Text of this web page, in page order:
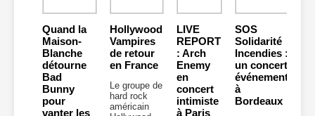
Quand la
Maison-
Blanche
détourne
Bad
Bunny
pour
vanter les
Hollywood
Vampires
de retour
en France
Le groupe de
hard rock
américain
LIVE
REPORT
: Arch
Enemy
en
concert
intimiste
à Paris
SOS
Solidarité
Incendies :
un concert
événement
à
Bordeaux